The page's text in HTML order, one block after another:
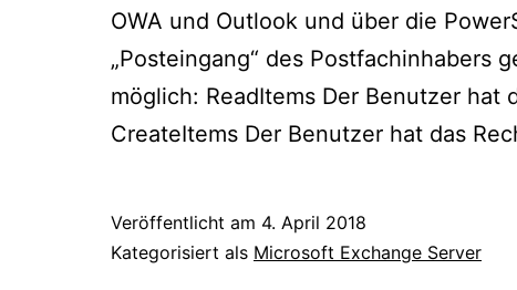
OWA und Outlook und über die
„Posteingang“ des Postfachinhabers
möglich: ReadItems Der Benutzer hat
CreateItems Der Benutzer hat das
Veröffentlicht am 4. April 2018
Kategorisiert als Microsoft Exchange Server